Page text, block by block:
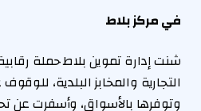
في مركز بلاط
شنت إدارة تموين بلاط حملة
التجارية والمخابز البلدية،